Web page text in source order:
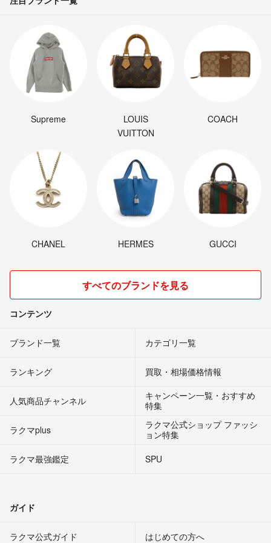
Supreme
LOUIS
VUITTON
COACH
CHANEL HERMES GUCCI
すべてのブランドを見る
コンテンツ
ブランド一覧 カテゴリ一覧
ランキング 買取・相場価格情報
人気商品チャンネル
キャンペーン一覧・おすすめ
特集
ラクマplus
ラクマ公式ショップ ファッシ
ョン特集
ラクマ最強鑑定
SPU
ガイド
ラクマ公式ガイド はじめての方へ